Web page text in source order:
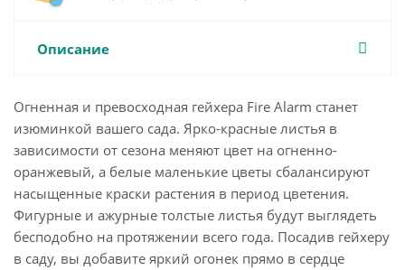
Описание
Огненная и превосходная гейхера Fire Alarm станет
изюминкой вашего сада. Ярко-красные листья в
зависимости от сезона меняют цвет на огненно-
оранжевый, а белые маленькие цветы сбалансируют
насыщенные краски растения в период цветения.
Фигурные и ажурные толстые листья будут выглядеть
бесподобно на протяжении всего года. Посадив гейхеру
в саду, вы добавите яркий огонек прямо в сердце